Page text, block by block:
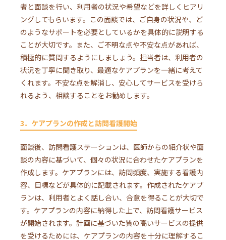
者と面談を行い、利用者の状況や希望などを詳しくヒアリ
ングしてもらいます。この面談では、ご自身の状況や、ど
のようなサポートを必要としているかを具体的に説明する
ことが大切です。また、ご不明な点や不安な点があれば、
積極的に質問するようにしましょう。担当者は、利用者の
状況を丁寧に聞き取り、最適なケアプランを一緒に考えて
くれます。不安な点を解消し、安心してサービスを受けら
れるよう、相談することをお勧めします。
3．ケアプランの作成と訪問看護開始
面談後、訪問看護ステーションは、医師からの紹介状や面
談の内容に基づいて、個々の状況に合わせたケアプランを
作成します。ケアプランには、訪問頻度、実施する看護内
容、目標などが具体的に記載されます。作成されたケアプ
ランは、利用者とよく話し合い、合意を得ることが大切で
す。ケアプランの内容に納得した上で、訪問看護サービス
が開始されます。計画に基づいた質の高いサービスの提供
を受けるためには、ケアプランの内容を十分に理解するこ